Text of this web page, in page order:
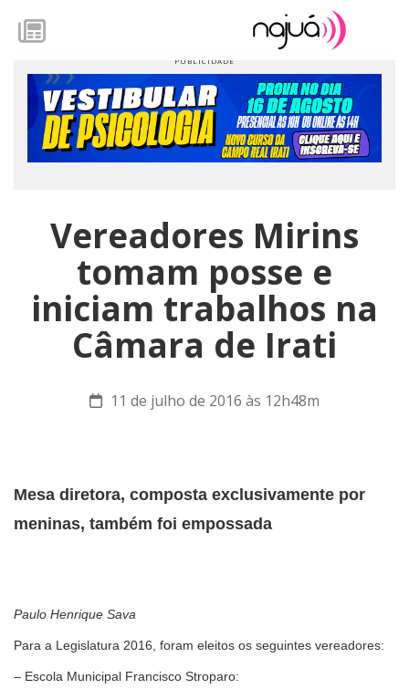
Vereadores Mirins
tomam posse e
iniciam trabalhos na
Câmara de Irati
11 de julho de 2016 às 12h48m
Mesa diretora, composta exclusivamente por
meninas, também foi empossada
Paulo Henrique Sava
Para a Legislatura 2016, foram eleitos os seguintes vereadores:
– Escola Municipal Francisco Stroparo: